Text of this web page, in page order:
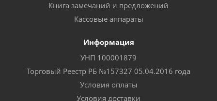
Книга замечаний и предложений
Кассовые аппараты
Информация
УНП 100001879
Торговый Реестр РБ №157327 05.04.2016 года
Условия оплаты
Условия доставки